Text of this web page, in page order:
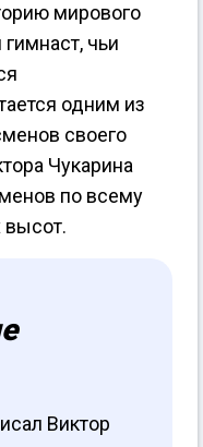
мирового
чьи
одним из
своего
Чукарина
по всему
высот.
Виктор